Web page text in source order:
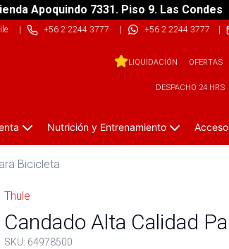
Apoquindo 7331. Piso 9. Las Condes
| +56 2 2244 3777 | +56 2 2244 3777 |
LIQUIDACIÓN OFERTAS
DESPACHO 24 HRS
Nutrición y Entrenamiento
Bicicleta
Thule
Candado Alta Calidad
SKU: 64978500